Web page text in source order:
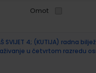
Omot
SVIJET 4; (KUTIJA) radna
u četvrtom razredu